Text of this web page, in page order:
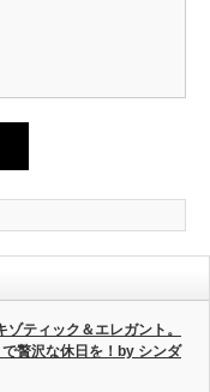
ゾティック＆エレガント。
贅沢な休日を！by シンダ